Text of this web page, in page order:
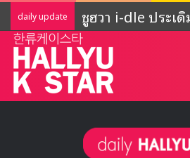
daily update ADOR ชี้แจงกิจ